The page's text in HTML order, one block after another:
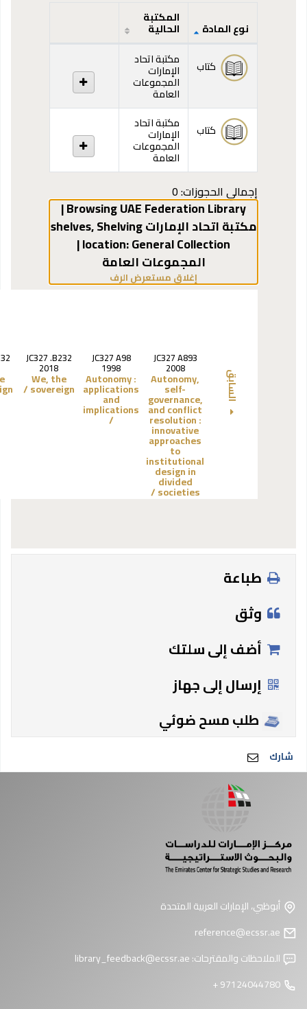
المقتنيات
نوع المادة
المكتبة
الحالية
كتاب مكتبة اتحاد
الإمارات
المجموعات
العامة
كتاب
مكتبة اتحاد
الإمارات
المجموعات
العامة
إجمالي الحجوزات: 0
Browsing UAE Federation Library |
مكتبة اتحاد الإمارات shelves ,Shelving
location:
General Collection |
المجموعات العامة
إغلاق مستعرض الرف
السابق
JC327 A893
2008
Autonomy,
self-
governance,
and conflict
resolution :
innovative
approaches
to
institutional
design in
divided
societies /
JC327 A98
1998
Autonomy :
applications
and
implications
/
JC327 .B232
2018
We, the
sovereign /
/
طباعة
وثق
أضف إلى سلتك
إرسال إلى جهاز
طلب مسح ضوئي
شارك
أبوظبي، الإمارات العربية المتحدة
الملاحظات والمقترحات:library_feedback@ecssr.ae